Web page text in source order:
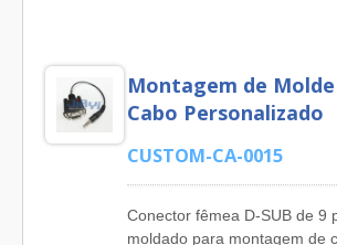
Computador, Montagem de
D-SUB, Montagem de Cabos
Telecomunicações, Cabo de
Cabos Mini Din, Montagem
Montagem de
Cabo Personalizado
CUSTOM-CA-0015
Conector fêmea D-SUB de 9
moldado para montagem de